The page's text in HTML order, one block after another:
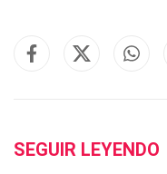
SEGUIR LEYENDO